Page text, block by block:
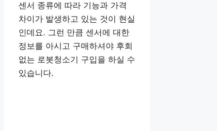
센서 종류에 따라 기능과 가격
차이가 발생하고 있는 것이 현실
인데요. 그런 만큼 센서에 대한
정보를 아시고 구매하셔야 후회
없는 로봇청소기 구입을 하실 수
있습니다.